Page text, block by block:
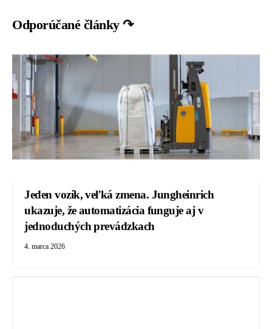
Odporúčané články ↷
Jeden vozík, veľká zmena. Jungheinrich
ukazuje, že automatizácia funguje aj v
jednoduchých prevádzkach
4. marca 2026